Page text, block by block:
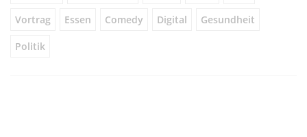
Vortrag Essen Comedy Digital Gesundheit
Politik